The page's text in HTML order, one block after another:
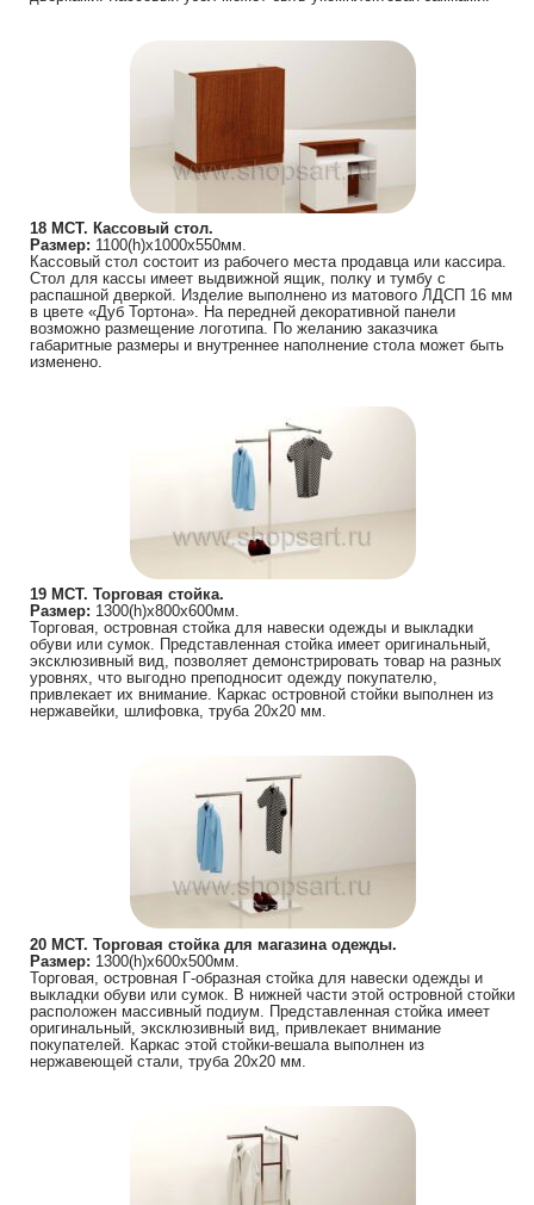
18 МСТ. Кассовый стол.
Размер: 1100(h)х1000х550мм.
Кассовый стол состоит из рабочего места продавца или кассира.
Стол для кассы имеет выдвижной ящик, полку и тумбу с
распашной дверкой. Изделие выполнено из матового ЛДСП 16 мм
в цвете «Дуб Тортона». На передней декоративной панели
возможно размещение логотипа. По желанию заказчика
габаритные размеры и внутреннее наполнение стола может быть
изменено.
19 МСТ. Торговая стойка.
Размер: 1300(h)х800х600мм.
Торговая, островная стойка для навески одежды и выкладки
обуви или сумок. Представленная стойка имеет оригинальный,
эксклюзивный вид, позволяет демонстрировать товар на разных
уровнях, что выгодно преподносит одежду покупателю,
привлекает их внимание. Каркас островной стойки выполнен из
нержавейки, шлифовка, труба 20х20 мм.
20 МСТ. Торговая стойка для магазина одежды.
Размер: 1300(h)х600х500мм.
Торговая, островная Г-образная стойка для навески одежды и
выкладки обуви или сумок. В нижней части этой островной стойки
расположен массивный подиум. Представленная стойка имеет
оригинальный, эксклюзивный вид, привлекает внимание
покупателей. Каркас этой стойки-вешала выполнен из
нержавеющей стали, труба 20х20 мм.